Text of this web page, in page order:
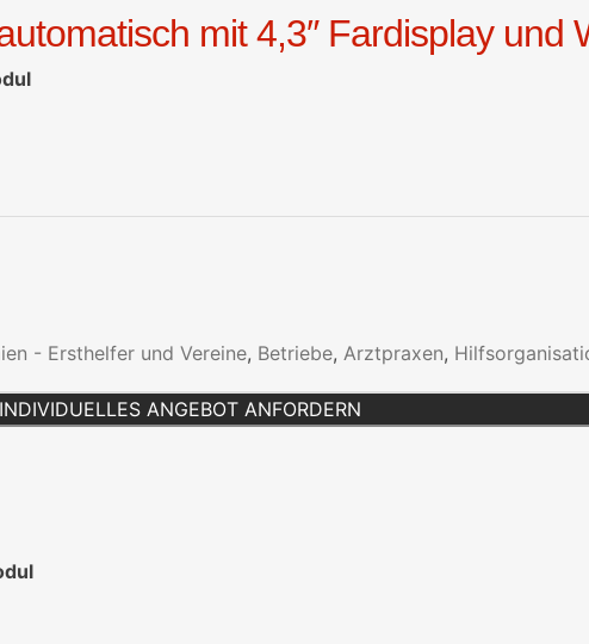
mit 4,3″ Fardisplay und
- Ersthelfer und Vereine, Betriebe, Arztpraxen,
INDIVIDUELLES ANGEBOT ANFORDERN